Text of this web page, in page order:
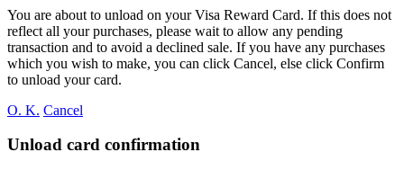
You are about to unload on yourVisa Reward Card. If this does not
reflect all your purchases, please wait to allow any pending
transaction and to avoid a declined sale. If you have any purchases
which you wish to make, you can click Cancel, else click Confirm
to unload your card.
O. K. Cancel
Unload card confirmation